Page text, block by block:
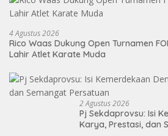
4 Agustus 2026
Rico Waas Dukung Open Turnamen
Lahir Atlet Karate Muda
2 Agustus 2026
Pj Sekdaprovsu: Isi
Karya, Prestasi, dan